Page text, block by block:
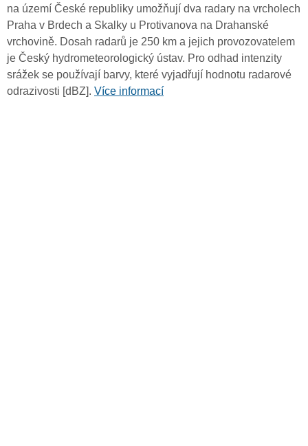
na území České republiky umožňují dva radary na vrcholech
Praha v Brdech a Skalky u Protivanova na Drahanské
vrchovině. Dosah radarů je 250 km a jejich provozovatelem
je Český hydrometeorologický ústav. Pro odhad intenzity
srážek se používají barvy, které vyjadřují hodnotu radarové
odrazivosti [dBZ]. Více informací